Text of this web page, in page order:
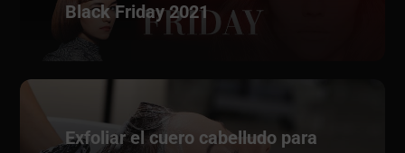
Black Friday 2021
Exfoliar el cuero cabelludo para